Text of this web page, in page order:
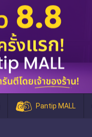
Pantip MALL